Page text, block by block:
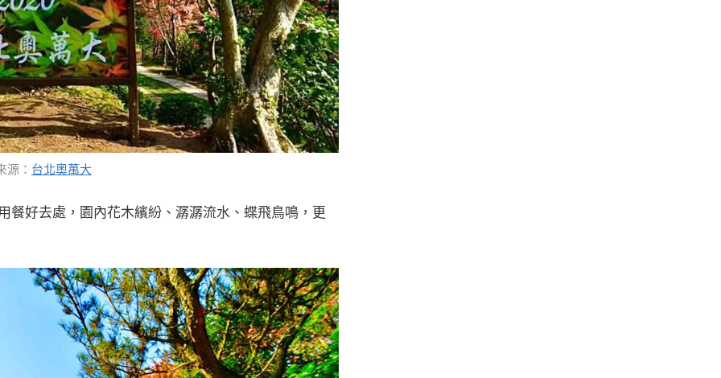
源： 台北奧萬大
餐好去處，園內花木繽紛、潺潺流水、蝶飛鳥鳴，更